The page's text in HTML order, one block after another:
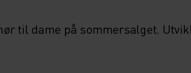
til dame på sommersalget.